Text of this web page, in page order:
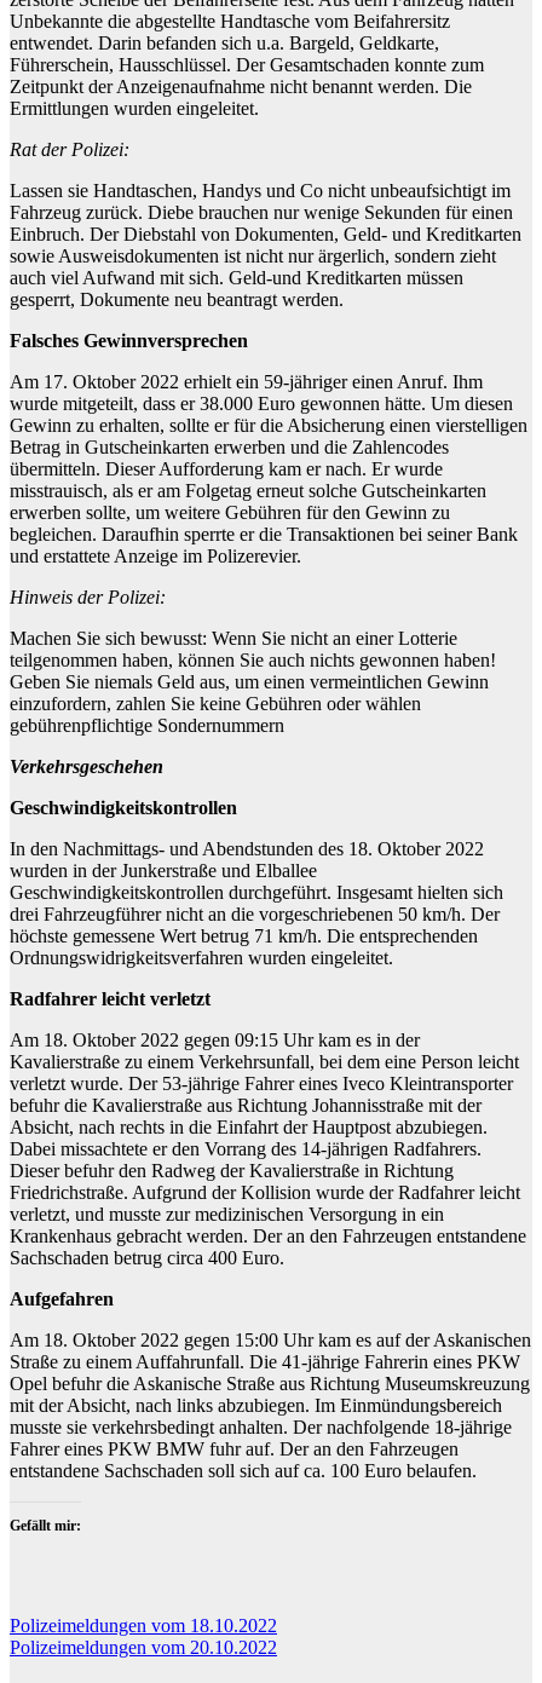
Unbekannte die abgestellte Handtasche vom Beifahrersitz
entwendet. Darin befanden sich u.a. Bargeld, Geldkarte,
Führerschein, Hausschlüssel. Der Gesamtschaden konnte zum
Zeitpunkt der Anzeigenaufnahme nicht benannt werden. Die
Ermittlungen wurden eingeleitet.
Rat der Polizei:
Lassen sie Handtaschen, Handys und Co nicht unbeaufsichtigt im
Fahrzeug zurück. Diebe brauchen nur wenige Sekunden für einen
Einbruch. Der Diebstahl von Dokumenten, Geld- und Kreditkarten
sowie Ausweisdokumenten ist nicht nur ärgerlich, sondern zieht
auch viel Aufwand mit sich. Geld-und Kreditkarten müssen
gesperrt, Dokumente neu beantragt werden.
Falsches Gewinnversprechen
Am 17. Oktober 2022 erhielt ein 59-jähriger einen Anruf. Ihm
wurde mitgeteilt, dass er 38.000 Euro gewonnen hätte. Um diesen
Gewinn zu erhalten, sollte er für die Absicherung einen vierstelligen
Betrag in Gutscheinkarten erwerben und die Zahlencodes
übermitteln. Dieser Aufforderung kam er nach. Er wurde
misstrauisch, als er am Folgetag erneut solche Gutscheinkarten
erwerben sollte, um weitere Gebühren für den Gewinn zu
begleichen. Daraufhin sperrte er die Transaktionen bei seiner Bank
und erstattete Anzeige im Polizerevier.
Hinweis der Polizei:
Machen Sie sich bewusst: Wenn Sie nicht an einer Lotterie
teilgenommen haben, können Sie auch nichts gewonnen haben!
Geben Sie niemals Geld aus, um einen vermeintlichen Gewinn
einzufordern, zahlen Sie keine Gebühren oder wählen
gebührenpflichtige Sondernummern
Verkehrsgeschehen
Geschwindigkeitskontrollen
In den Nachmittags- und Abendstunden des 18. Oktober 2022
wurden in der Junkerstraße und Elballee
Geschwindigkeitskontrollen durchgeführt. Insgesamt hielten sich
drei Fahrzeugführer nicht an die vorgeschriebenen 50 km/h. Der
höchste gemessene Wert betrug 71 km/h. Die entsprechenden
Ordnungswidrigkeitsverfahren wurden eingeleitet.
Radfahrer leicht verletzt
Am 18. Oktober 2022 gegen 09:15 Uhr kam es in der
Kavalierstraße zu einem Verkehrsunfall, bei dem eine Person leicht
verletzt wurde. Der 53-jährige Fahrer eines Iveco Kleintransporter
befuhr die Kavalierstraße aus Richtung Johannisstraße mit der
Absicht, nach rechts in die Einfahrt der Hauptpost abzubiegen.
Dabei missachtete er den Vorrang des 14-jährigen Radfahrers.
Dieser befuhr den Radweg der Kavalierstraße in Richtung
Friedrichstraße. Aufgrund der Kollision wurde der Radfahrer leicht
verletzt, und musste zur medizinischen Versorgung in ein
Krankenhaus gebracht werden. Der an den Fahrzeugen entstandene
Sachschaden betrug circa 400 Euro.
Aufgefahren
Am 18. Oktober 2022 gegen 15:00 Uhr kam es auf der Askanischen
Straße zu einem Auffahrunfall. Die 41-jährige Fahrerin eines PKW
Opel befuhr die Askanische Straße aus Richtung Museumskreuzung
mit der Absicht, nach links abzubiegen. Im Einmündungsbereich
musste sie verkehrsbedingt anhalten. Der nachfolgende 18-jährige
Fahrer eines PKW BMW fuhr auf. Der an den Fahrzeugen
entstandene Sachschaden soll sich auf ca. 100 Euro belaufen.
Gefällt mir:
Beitragsnavigation
Polizeimeldungen vom 18.10.2022
Polizeimeldungen vom 20.10.2022